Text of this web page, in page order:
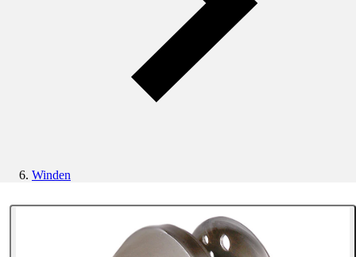
Winden